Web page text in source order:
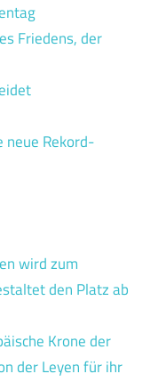
Friedens, der
neue Rekord-
wird zum
den Platz ab
Krone der
der Leyen für ihr